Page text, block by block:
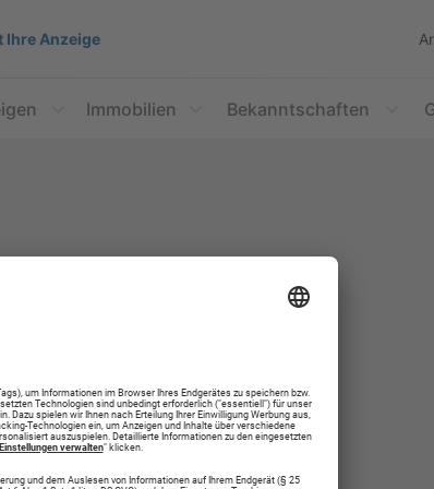
Ihre Anzeige
Immobilien Bekanntschaften